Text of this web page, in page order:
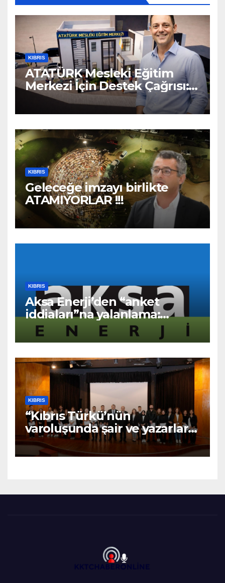
KIBRIS
ATATÜRK Mesleki Eğitim
Merkezi İçin Destek Çağrısı:
“Geleceğe Açılan Kapıyı
Birlikte Tamamlayalım”
KIBRIS
Geleceğe imzayı birlikte
ATAMIYORLAR !!!
KIBRIS
Aksa Enerji’den “anket
iddiaları”na yalanlama:
“Asılsız ve mesnetsiz
haberler”
KIBRIS
“Kıbrıs Türkü’nün
varoluşunda şair ve yazarların
katkıları büyüktür” – BRTK